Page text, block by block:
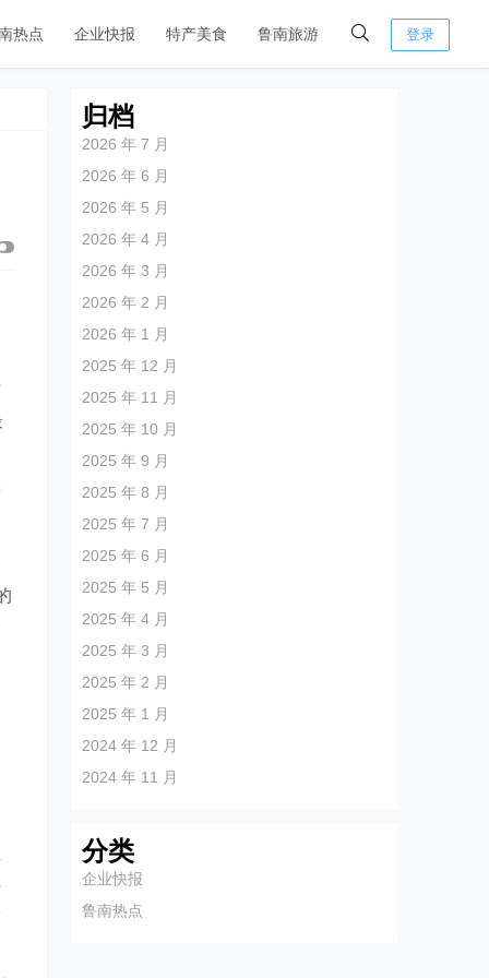
热点 企业快报 特产美食 鲁南旅游 登录
归档
2026 年 7 月
2026 年 6 月
2026 年 5 月
2026 年 4 月
2026 年 3 月
2026 年 2 月
2026 年 1 月
2025 年 12 月
2025 年 11 月
2025 年 10 月
2025 年 9 月
2025 年 8 月
2025 年 7 月
2025 年 6 月
2025 年 5 月
2025 年 4 月
2025 年 3 月
2025 年 2 月
2025 年 1 月
2024 年 12 月
2024 年 11 月
分类
企业快报
鲁南热点